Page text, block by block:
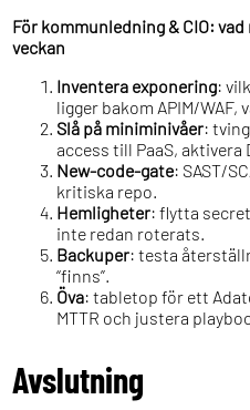
För kommunledning & CIO:
veckan
Inventera exponering:
ligger bakom APIM/WAF,
Slå på miniminivåer:
access till PaaS, aktivera
New-code-gate: SAST/
kritiska repo.
Hemligheter: flytta
inte redan roterats.
Backuper: testa
“finns”.
Öva: tabletop för ett
MTTR och justera
Avslutning